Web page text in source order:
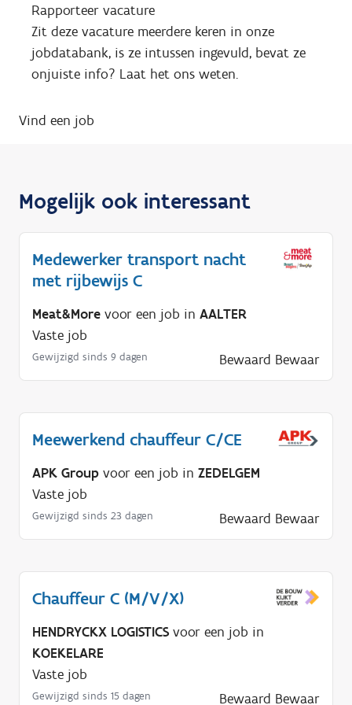
Rapporteer vacature
Zit deze vacature meerdere keren in onze
jobdatabank, is ze intussen ingevuld, bevat ze
onjuiste info? Laat het ons weten.
Vind een job
Mogelijk ook interessant
Medewerker transport nacht
met rijbewijs C
Meat&More voor een job in AALTER
Vaste job
Gewijzigd sinds 9 dagen Bewaard Bewaar
Meewerkend chauffeur C/CE
APK Group voor een job in ZEDELGEM
Vaste job
Gewijzigd sinds 23 dagen Bewaard Bewaar
Chauffeur C (M/V/X)
HENDRYCKX LOGISTICS voor een job in
KOEKELARE
Vaste job
Gewijzigd sinds 15 dagen Bewaard Bewaar